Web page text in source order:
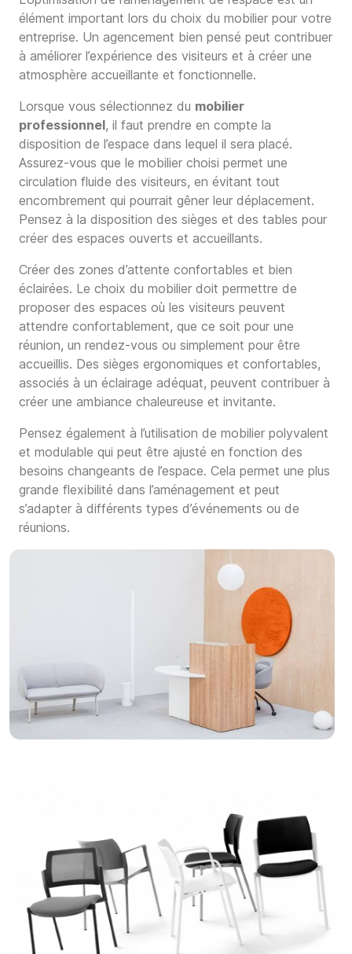
élément important lors du choix du mobilier pour votre
entreprise. Un agencement bien pensé peut contribuer
à améliorer l’expérience des visiteurs et à créer une
atmosphère accueillante et fonctionnelle.
Lorsque vous sélectionnez du mobilier
professionnel, il faut prendre en compte la
disposition de l’espace dans lequel il sera placé.
Assurez-vous que le mobilier choisi permet une
circulation fluide des visiteurs, en évitant tout
encombrement qui pourrait gêner leur déplacement.
Pensez à la disposition des sièges et des tables pour
créer des espaces ouverts et accueillants.
Créer des zones d’attente confortables et bien
éclairées. Le choix du mobilier doit permettre de
proposer des espaces où les visiteurs peuvent
attendre confortablement, que ce soit pour une
réunion, un rendez-vous ou simplement pour être
accueillis. Des sièges ergonomiques et confortables,
associés à un éclairage adéquat, peuvent contribuer à
créer une ambiance chaleureuse et invitante.
Pensez également à l’utilisation de mobilier polyvalent
et modulable qui peut être ajusté en fonction des
besoins changeants de l’espace. Cela permet une plus
grande flexibilité dans l’aménagement et peut
s’adapter à différents types d’événements ou de
réunions.